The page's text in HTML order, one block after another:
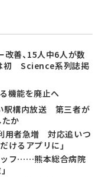
改善、15人中6人が数
初 Science系列誌掲
機能を廃止へ
駅構内放送 第三者が
か
用者急増 対応追いつ
けるアプリに」
ッフ……熊本総合病院